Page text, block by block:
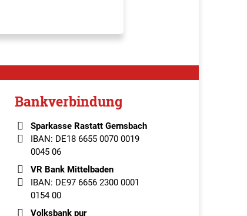
Bankverbindung
Sparkasse Rastatt Gernsbach
IBAN: DE18 6655 0070 0019
0045 06
VR Bank Mittelbaden
IBAN: DE97 6656 2300 0001
0154 00
Volksbank pur